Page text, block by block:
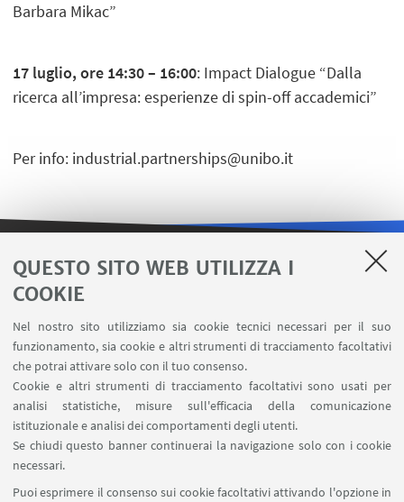
QUESTO SITO WEB UTILIZZA I
COOKIE
Nel nostro sito utilizziamo sia cookie tecnici necessari per il suo
funzionamento, sia cookie e altri strumenti di tracciamento facoltativi
che potrai attivare solo con il tuo consenso.
Cookie e altri strumenti di tracciamento facoltativi sono usati per
analisi statistiche, misure sull'efficacia della comunicazione
istituzionale e analisi dei comportamenti degli utenti.
Se chiudi questo banner continuerai la navigazione solo con i cookie
necessari.
Puoi esprimere il consenso sui cookie facoltativi attivando l'opzione in
Barbara Mikac”
17 luglio, ore 14:30 – 16:00: Impact Dialogue “Dalla
ricerca all’impresa: esperienze di spin-off accademici”
Per info: industrial.partnerships@unibo.it
LINK UTILI
Area riservata
Carta dei servizi
SEGUI IL DIPARTIMENTO SU:
SEGUI UNIBO SU: